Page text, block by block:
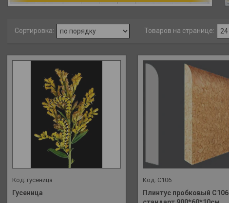
гусеница
Гусеница
C106
Плинтус пробковый C106